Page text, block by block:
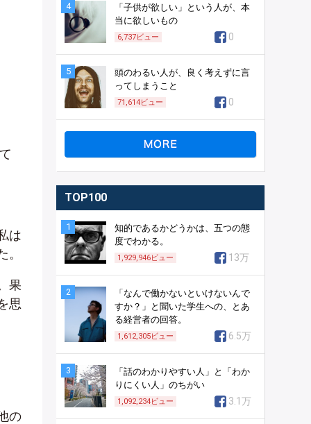
は
果
思
の
4
「子供が欲しい」という人が、本
当に欲しいもの
6,737ビュー 0
5
頭のわるい人が、良く考えずに言
ってしまうこと
71,614ビュー 0
TOP100
1
知的であるかどうかは、五つの態
度でわかる。
1,929,946ビュー 13万
2
「なんで働かないといけないんで
すか？」と聞いた学生への、とあ
る経営者の回答。
1,612,305ビュー 6.5万
3
「話のわかりやすい人」と「わか
りにくい人」のちがい
1,092,234ビュー 3.1万